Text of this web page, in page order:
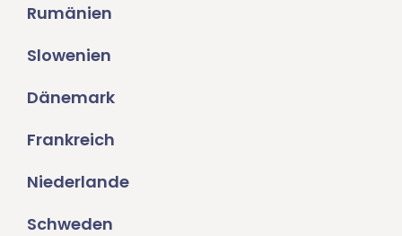
Rumänien
Slowenien
Dänemark
Frankreich
Niederlande
Schweden